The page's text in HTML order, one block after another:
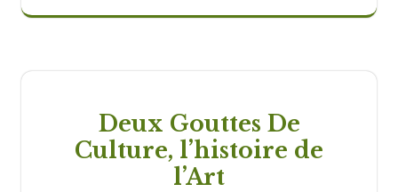
Deux Gouttes De
Culture, l’histoire de
l’Art